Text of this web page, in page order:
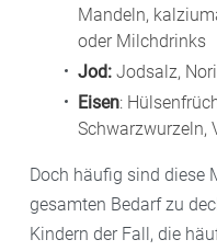
Mandeln,
oder Milchdrinks
Jod: Jodsalz,
Eisen:
Schwarzwurzeln,
Doch häufig sind diese
gesamten Bedarf zu
Kindern der Fall, die